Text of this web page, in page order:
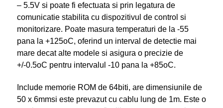
– 5.5V si poate fi efectuata si prin legatura de
comunicatie stabilita cu dispozitivul de control si
monitorizare. Poate masura temperaturi de la -55
pana la +125oC, oferind un interval de detectie mai
mare decat alte modele si asigura o precizie de
+/-0.5oC pentru intervalul -10 pana la +85oC.
Include memorie ROM de 64biti, are dimensiunile de
50 x 6mmsi este prevazut cu cablu lung de 1m. Este o